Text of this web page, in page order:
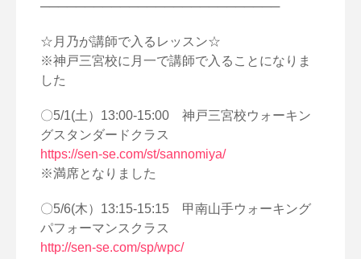
───────────────────────────
☆月乃が講師で入るレッスン☆
※神戸三宮校に月一で講師で入ることになりま
した
〇5/1(土）13:00-15:00 神戸三宮校ウォーキン
グスタンダードクラス
https://sen-se.com/st/sannomiya/
※満席となりました
〇5/6(木）13:15-15:15 甲南山手ウォーキング
パフォーマンスクラス
http://sen-se.com/sp/wpc/